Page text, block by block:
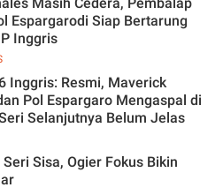
Espargarodi Siap Bertarung
Inggris
Inggris: Resmi, Maverick
Pol Espargaro Mengaspal di
Selanjutnya Belum Jelas
Seri Sisa, Ogier Fokus Bikin